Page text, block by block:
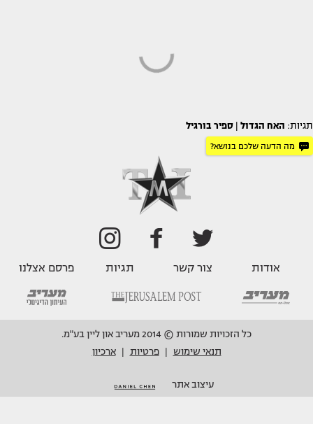
תגיות: האח הגדול ספיר בורגיל
מה הדעה שלכם בנושא?
אודות צור קשר תגיות פרסם אצלנו
כל הזכויות שמורות © 2014 מעריב און ליין בע"מ.
תנאי שימוש
פרטיות ארכיון
עיצוב אתר